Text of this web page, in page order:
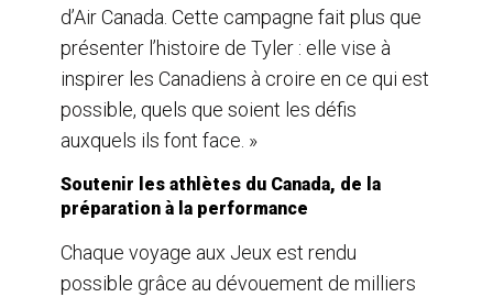
d’Air Canada. Cette campagne fait plus que
présenter l’histoire de Tyler : elle vise à
inspirer les Canadiens à croire en ce qui est
possible, quels que soient les défis
auxquels ils font face. »
Soutenir les athlètes du Canada, de la
préparation à la performance
Chaque voyage aux Jeux est rendu
possible grâce au dévouement de milliers